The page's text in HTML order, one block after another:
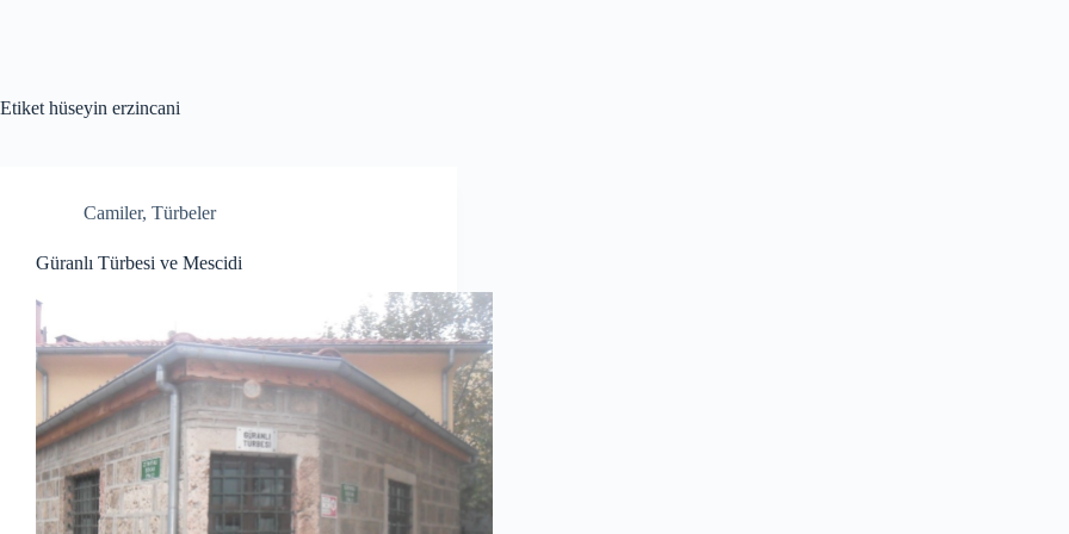
Etiket hüseyin erzincani
Camiler, Türbeler
Güranlı Türbesi ve Mescidi